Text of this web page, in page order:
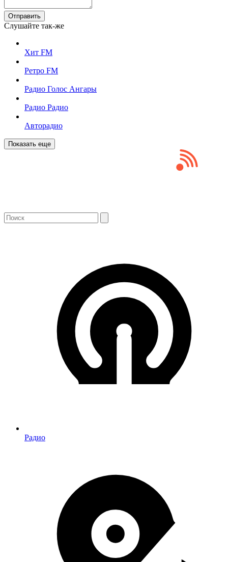
Отправить
Слушайте так-же
Хит FM
Ретро FM
Радио Голос Ангары
Радио Радио
Авторадио
Показать еще
Радио